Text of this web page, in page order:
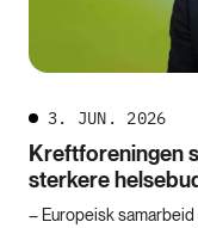
3. JUN. 2026
Kreftforeningen
sterkere
– Europeisk